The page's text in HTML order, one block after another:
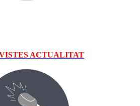
ACTUALITAT